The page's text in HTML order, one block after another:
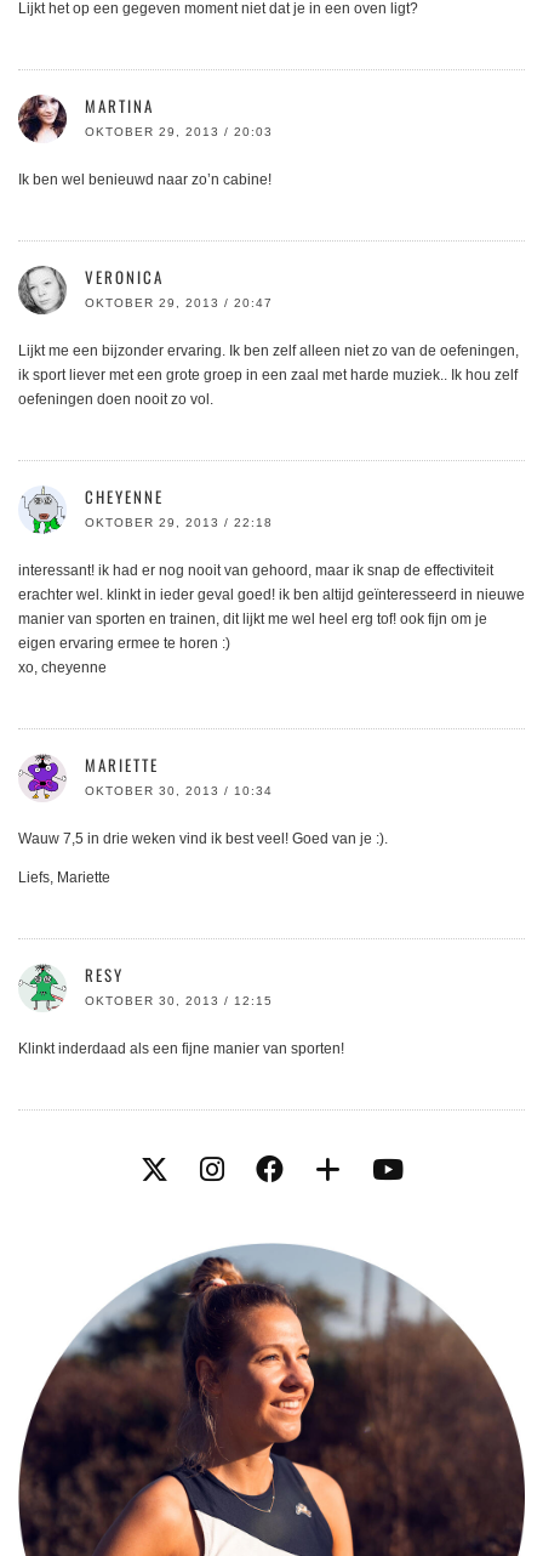
Lijkt het op een gegeven moment niet dat je in een oven ligt?
MARTINA
OKTOBER 29, 2013 / 20:03
Ik ben wel benieuwd naar zo’n cabine!
VERONICA
OKTOBER 29, 2013 / 20:47
Lijkt me een bijzonder ervaring. Ik ben zelf alleen niet zo van de oefeningen,
ik sport liever met een grote groep in een zaal met harde muziek.. Ik hou zelf
oefeningen doen nooit zo vol.
CHEYENNE
OKTOBER 29, 2013 / 22:18
interessant! ik had er nog nooit van gehoord, maar ik snap de effectiviteit
erachter wel. klinkt in ieder geval goed! ik ben altijd geïnteresseerd in nieuwe
manier van sporten en trainen, dit lijkt me wel heel erg tof! ook fijn om je
eigen ervaring ermee te horen :)
xo, cheyenne
MARIETTE
OKTOBER 30, 2013 / 10:34
Wauw 7,5 in drie weken vind ik best veel! Goed van je :).
Liefs, Mariette
RESY
OKTOBER 30, 2013 / 12:15
Klinkt inderdaad als een fijne manier van sporten!